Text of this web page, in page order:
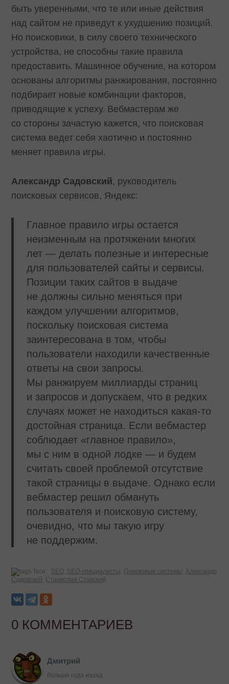
быть уверенными, что те или иные действия
над сайтом не приведут к ухудшению позиций.
Но поисковики, в силу своего технического
устройства, не способны такие правила
предоставить. Машинное обучение, на котором
основаны алгоритмы ранжирования, постоянно
подбирает новые комбинации факторов,
приводящие к успеху. Вебмастерам же
со стороны зачастую кажется, что поисковая
система ведет себя хаотично и постоянно
меняет правила игры.
Александр Садовский, руководитель
поисковых сервисов, Яндекс:
Главное правило игры остается
неизменным на протяжении многих
лет — делать полезные и интересные
для пользователей сайты и сервисы.
Позиции таких сайтов в выдаче
не должны сильно меняться при
каждом улучшении алгоритмов,
поскольку поисковая система
заинтересована в том, чтобы
пользователи находили качественные
ответы на свои запросы.
Мы ранжируем миллиарды страниц
и запросов и допускаем, что в редких
случаях может не находиться какая-то
достойная страница. Если вебмастер
соблюдает «главное правило»,
мы с ним в одной лодке — и будем
считать своей проблемой отсутствие
такой страницы в выдаче. Однако если
вебмастер решил обмануть
пользователя и поисковую систему,
очевидно, что мы такую игру
не поддержим.
Теги: SEO SEO-специалисты Поисковые системы Александр
Садовский Станислав Ставский
0 КОММЕНТАРИЕВ
Дмитрий
больше года назад